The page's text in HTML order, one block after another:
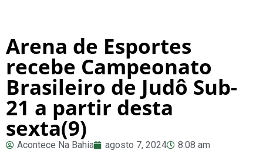
Arena de Esportes
recebe Campeonato
Brasileiro de Judô Sub-
21 a partir desta
sexta(9)
Acontece Na Bahia agosto 7, 2024 8:08 am